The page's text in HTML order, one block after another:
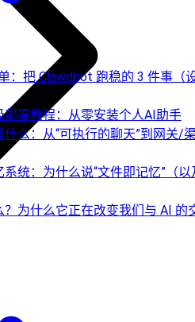
：把 Clawdbot 跑稳的 3 件事（
署教程：从零安装个人AI助手
么：从“可执行的聊天”到网关/
统：为什么说“文件即记忆”（以
为什么它正在改变我们与 AI 的